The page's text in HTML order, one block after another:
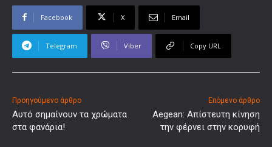
Facebook X Email
Telegram Viber Copy URL
Προηγούμενο άρθρο
Αυτό σημαίνουν τα χρώματα
στα φανάρια!
Επόμενο άρθρο
Aegean: Απίστευτη κίνηση
την φέρνει στην κορυφή